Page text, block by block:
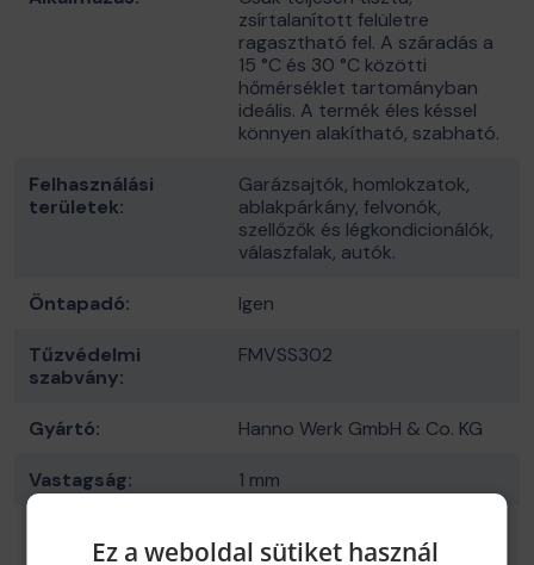
zsírtalanított felületre
ragasztható fel. A száradás a
15 °C és 30 °C közötti
hőmérséklet tartományban
ideális. A termék éles késsel
könnyen alakítható, szabható.
Felhasználási
területek:
Garázsajtók, homlokzatok,
ablakpárkány, felvonók,
szellőzők és légkondicionálók,
válaszfalak, autók.
Öntapadó: Igen
Tűzvédelmi
szabvány:
FMVSS302
Gyártó: Hanno Werk GmbH & Co. KG
Vastagság: 1 mm
lehetőség:
gépipar, légtechnika, épületek
Ez a weboldal sütiket használ